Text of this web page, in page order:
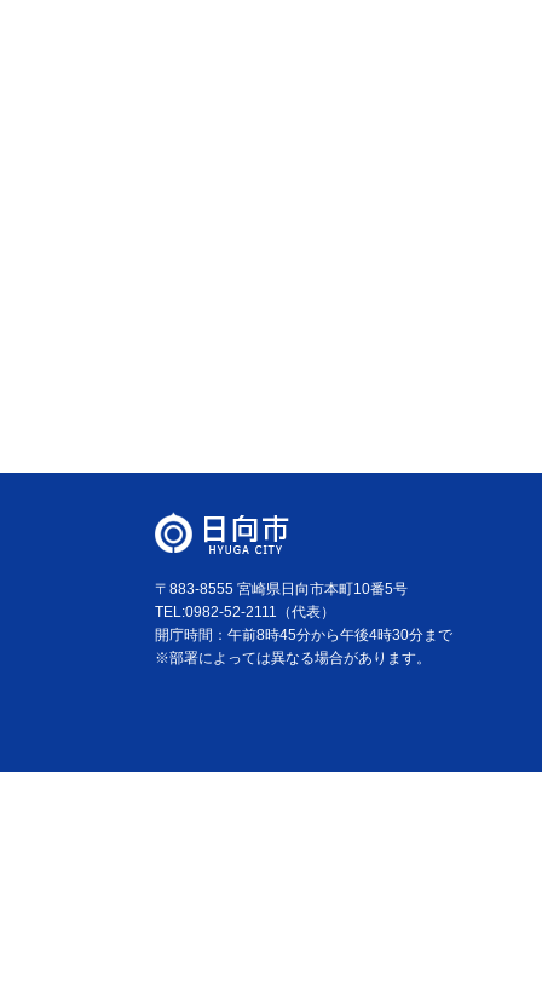
〒883-8555 宮崎県日向市本町10番5号
TEL:0982-52-2111（代表）
開庁時間：午前8時45分から午後4時30分まで
※部署によっては異なる場合があります。